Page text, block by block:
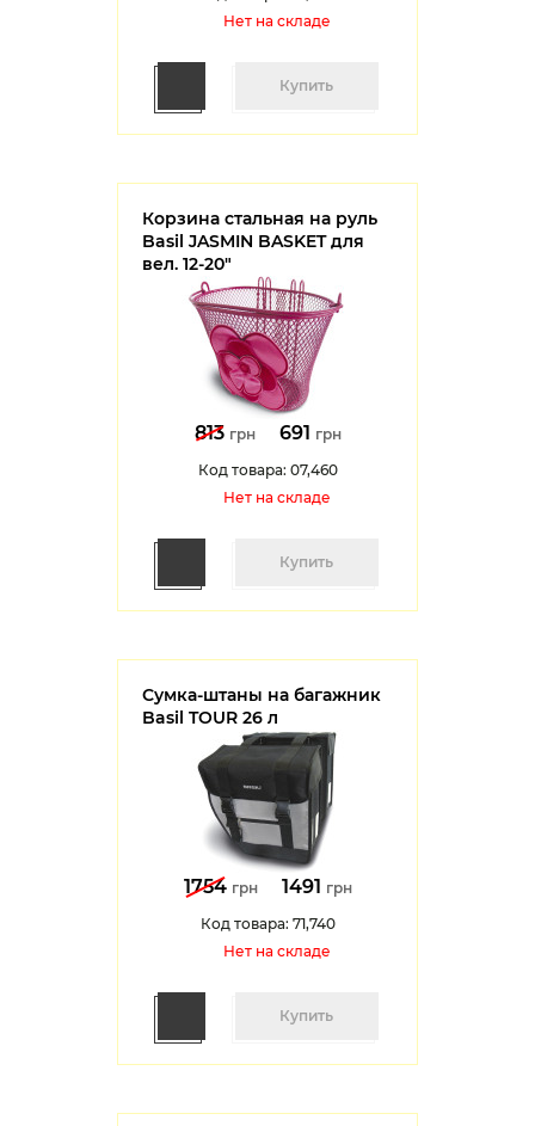
Нет на cкладе
Купить
Корзина стальная на руль
Basil JASMIN BASKET для
вел. 12-20"
813 грн 691 грн
Код товара: 07,460
Нет на cкладе
Купить
Сумка-штаны на багажник
Basil TOUR 26 л
1754 грн 1491 грн
Код товара: 71,740
Нет на cкладе
Купить